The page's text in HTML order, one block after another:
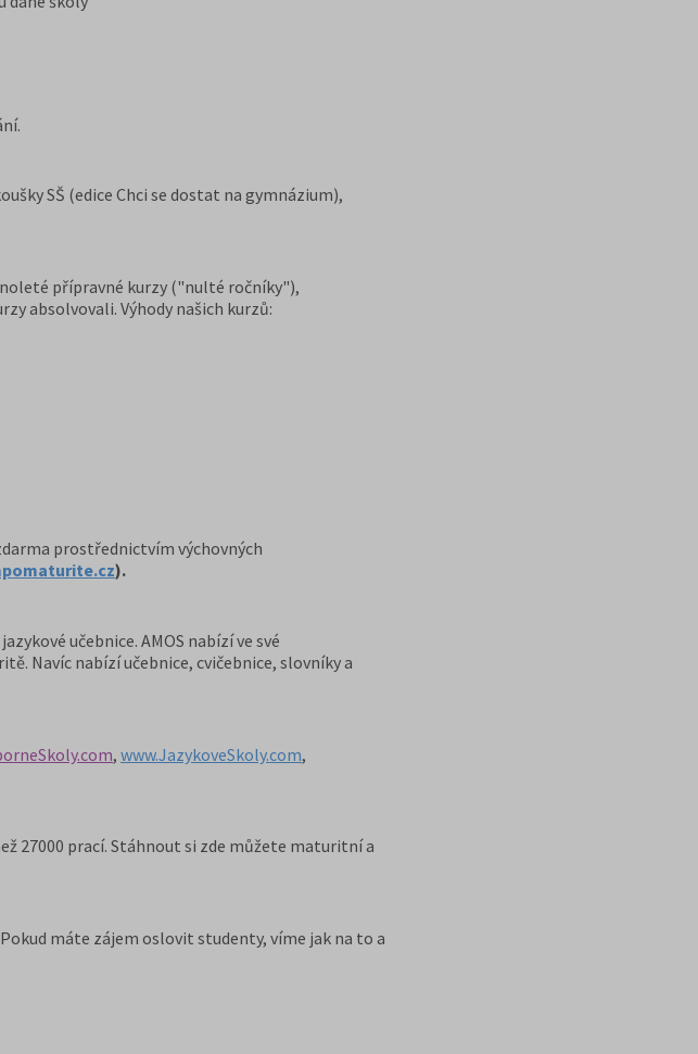
SŠ (edice Chci se dostat na gymnázium),
přípravné kurzy ("nulté ročníky"),
absolvovali. Výhody našich kurzů:
prostřednictvím výchovných
).
učebnice. AMOS nabízí ve své
Navíc nabízí učebnice, cvičebnice, slovníky a
, www.JazykoveSkoly.com,
27000 prací. Stáhnout si zde můžete maturitní a
máte zájem oslovit studenty, víme jak na to a